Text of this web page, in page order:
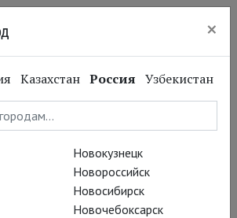
×
Казахстан Россия Узбекистан
Новокузнецк
Новороссийск
Новосибирск
Новочебоксарск